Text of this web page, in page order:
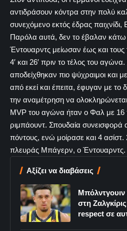
αντιδράσουν κόντρα στην πολύ
συνεχόμενο εκτός έδρας παιχνίδι,
Παρόλα αυτά, δεν το έβαλαν κάτω
Έντουαρντς μείωσαν έως και τους
4′ και 26′ πριν το τέλος του
αποδείχθηκαν πιο ψύχραιμοι και
από εκεί και έπειτα, έφυγαν με
την αναμέτρηση να
MVP του αγώνα ήταν ο Φαλ με 16
ριμπάουντ. Σπουδαία συνεισφορά
πόντους, ενώ μοίρασε και 4
πλευράς Μπάγερν, ο Έντουαρντς.
Αξίζει να διαβάσεις
στη
respect σε